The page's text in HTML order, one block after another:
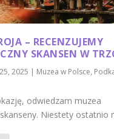
– RECENZUJEMY
SKANSEN W
2025 | Muzea w Polsce,
odwiedzam muzea
Niestety ostatnio